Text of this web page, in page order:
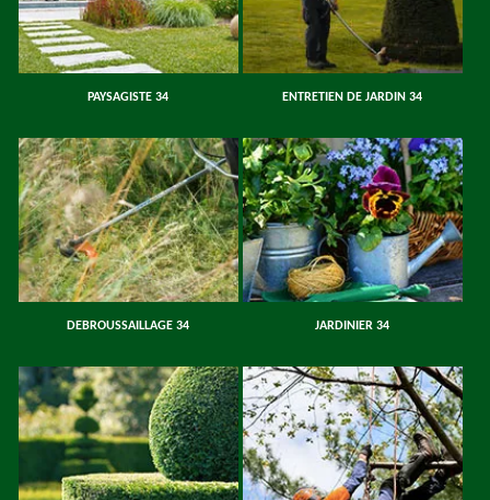
PAYSAGISTE 34 ENTRETIEN DE JARDIN 34
DEBROUSSAILLAGE 34 JARDINIER 34